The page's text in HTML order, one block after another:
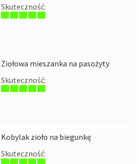
Skuteczność:
Ziołowa mieszanka na pasożyty
Skuteczność:
Kobylak zioło na biegunkę
Skuteczność: